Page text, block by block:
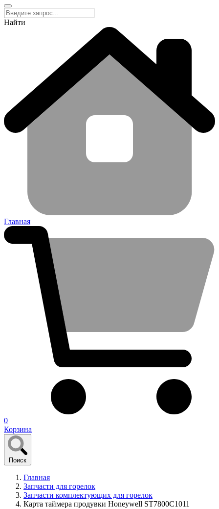
Найти
Главная
0
Корзина
Поиск
Главная
Запчасти для горелок
Запчасти комплектующих для горелок
Карта таймера продувки Honeywell ST7800C1011